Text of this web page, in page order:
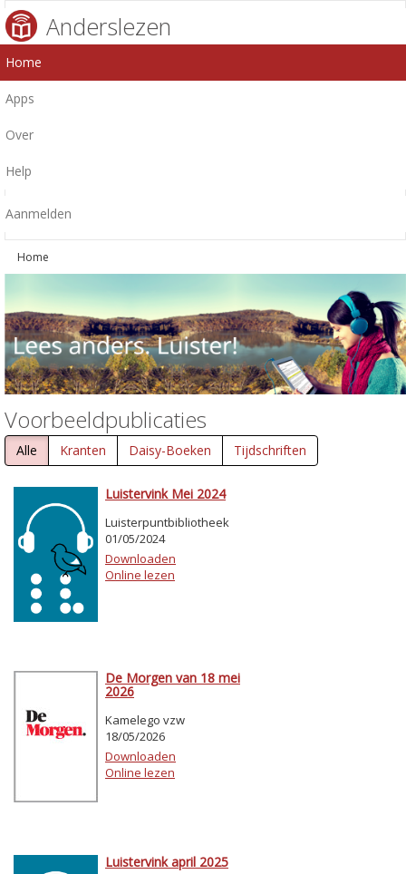
Anderslezen
Home
Apps
Over
Help
Aanmelden
Home
Voorbeeldpublicaties
Alle Kranten Daisy-Boeken Tijdschriften
Luistervink Mei 2024
Luisterpuntbibliotheek
01/05/2024
Downloaden
Online lezen
De Morgen van 18 mei
2026
Kamelego vzw
18/05/2026
Downloaden
Online lezen
Luistervink april 2025